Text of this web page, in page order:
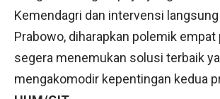
Kemendagri dan intervensi
Prabowo, diharapkan polemik empat
segera menemukan solusi terbaik
mengakomodir kepentingan kedua